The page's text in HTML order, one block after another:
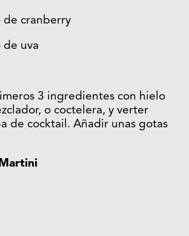
de cranberry
de uva
3 ingredientes con hielo
o coctelera, y verter
de cocktail. Añadir unas gotas